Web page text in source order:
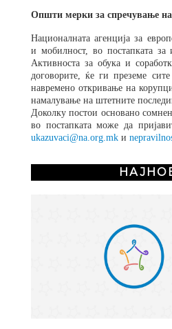
Општи мерки за спречување на
Националната агенција за
и мобилност, во постапката
Активноста за обука и
договорите, ќе ги преземе
навремено откривање на
намалување на штетните
Доколку постои основано
во постапката може да
ukazuvaci@na.org.mk и